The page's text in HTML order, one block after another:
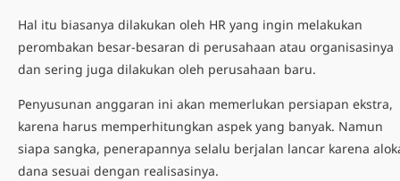
Hal itu biasanya dilakukan oleh HR yang ingin melakukan
perombakan besar-besaran di perusahaan atau organisasinya
dan sering juga dilakukan oleh perusahaan baru.
Penyusunan anggaran ini akan memerlukan persiapan ekstra,
karena harus memperhitungkan aspek yang banyak. Namun
siapa sangka, penerapannya selalu berjalan lancar karena
dana sesuai dengan realisasinya.